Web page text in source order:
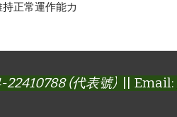
正常運作能力
22410788 (代表號) || Email: